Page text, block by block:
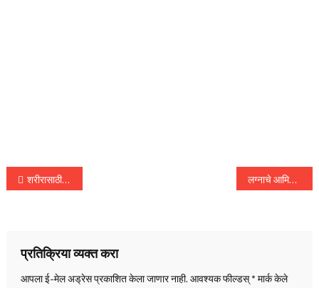
पोस्टचे
शरीरासाठी सुपरहिट! हळदीच्या ‘या’ पेयांचे जबरदस्त फायदे जाणून घ्या… लग्नाचे आमिष दाखवून तरुणीशी जबरदस्ती शारीरिक संबंध, तरुणीची पहाटेच पोलीस ठाण्यात धाव…
प्रतिक्रिया व्यक्त करा
आपला ई-मेल अड्रेस प्रकाशित केला जाणार नाही.आवश्यक फील्डस्*मार्क केले